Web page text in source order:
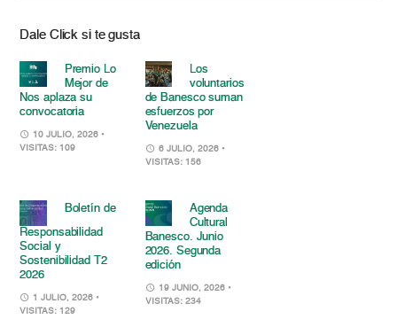
Dale Click si te gusta
Premio Lo
Mejor de
Nos aplaza su
convocatoria
10 JULIO, 2026 •
VISITAS: 109
Los
voluntarios
de Banesco suman
esfuerzos por
Venezuela
6 JULIO, 2026 •
VISITAS: 156
Boletín de
Responsabilidad
Social y
Sostenibilidad T2
2026
1 JULIO, 2026 •
VISITAS: 129
Agenda
Cultural
Banesco. Junio
2026. Segunda
edición
19 JUNIO, 2026 •
VISITAS: 234